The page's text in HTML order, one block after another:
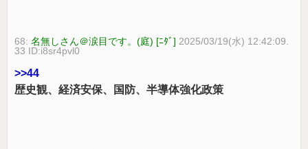
68:名無しさん＠涙目です。(庭) [ﾆﾀﾞ] 2025/03/19(水) 12:42:09.
33 ID:i8sr4pvl0
>>44
歴史観、経済安保、国防、半導体強化政策